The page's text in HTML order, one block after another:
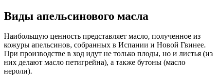
Виды апельсинового масла
Наибольшую ценность представляет масло, полученное из
кожуры апельсинов, собранных в Испании и Новой Гвинее.
При производстве в ход идут не только плоды, но и листья (из
них делают масло петигрейна), а также бутоны (масло
нероли).